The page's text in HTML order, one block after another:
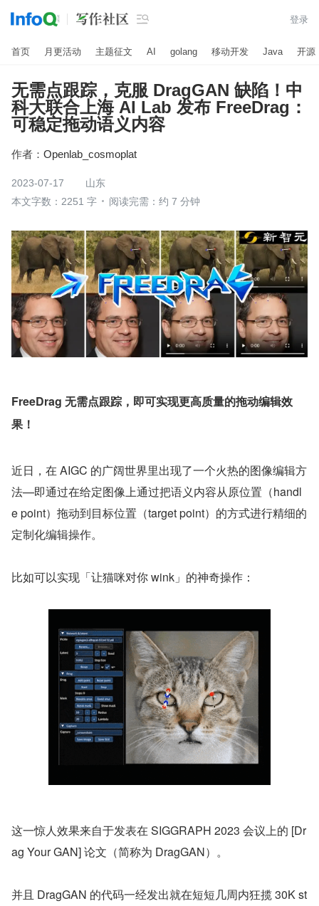
 登录
首页 月更活动 主题征文 AI golang 移动开发 Java 开源
无需点跟踪，克服 DragGAN 缺陷！中
科大联合上海 AI Lab 发布 FreeDrag：
可稳定拖动语义内容
作者： Openlab_cosmoplat
2023-07-17
山东
本文字数：2251 字
阅读完需：约 7 分钟
FreeDrag 无需点跟踪，即可实现更高质量的拖动编辑效
果！
近日，在 AIGC 的广阔世界里出现了一个火热的图像编辑方
法—即通过在给定图像上通过把语义内容从原位置（handl
e point）拖动到目标位置（target point）的方式进行精细的
定制化编辑操作。
比如可以实现「让猫咪对你 wink」的神奇操作：
这一惊人效果来自于发表在 SIGGRAPH 2023 会议上的 [Dr
ag Your GAN] 论文（简称为 DragGAN）。
并且 DragGAN 的代码一经发出就在短短几周内狂揽 30K st